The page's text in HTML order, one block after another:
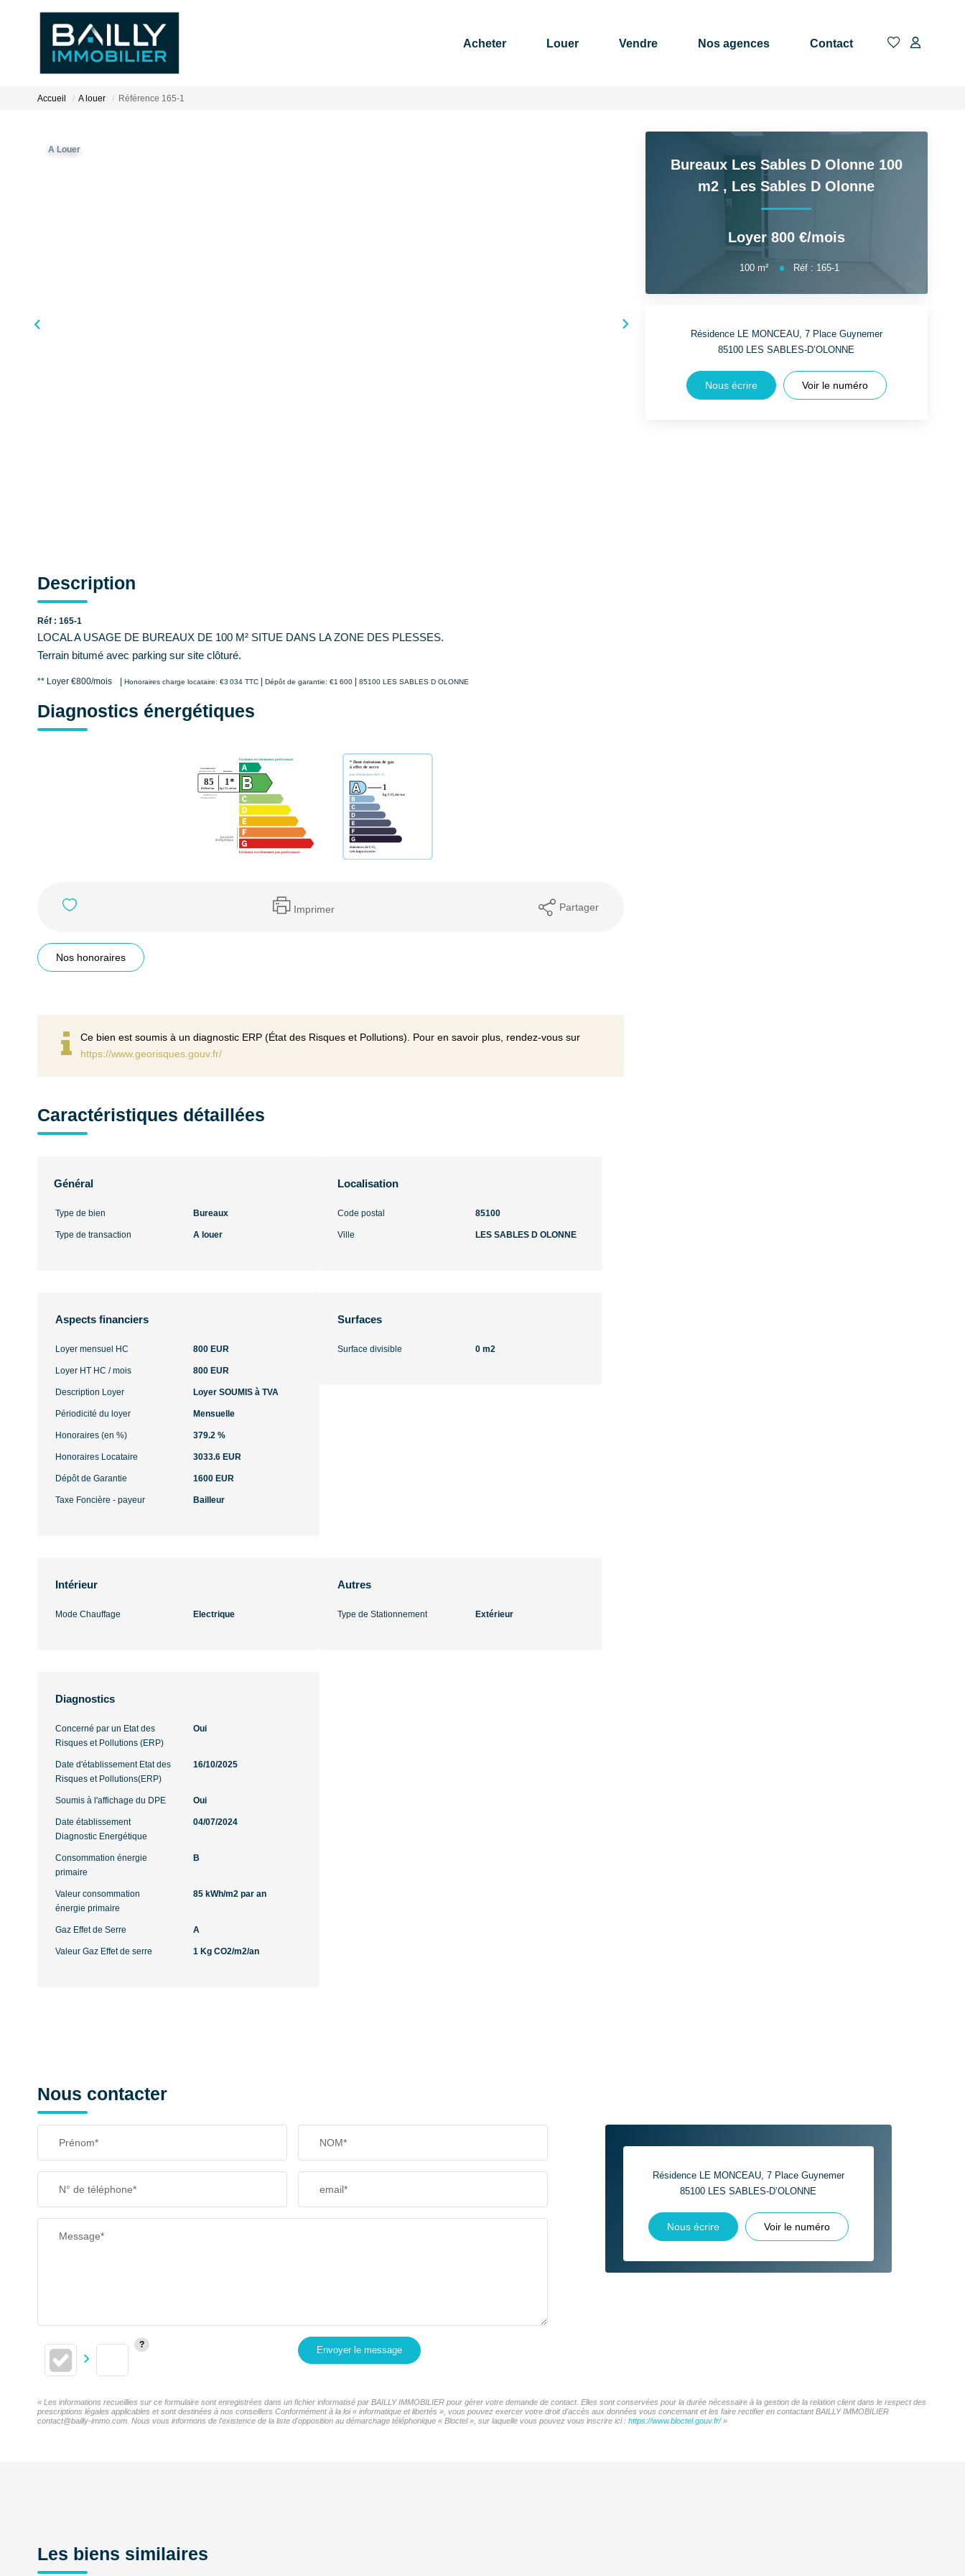
Acheter Louer Vendre Nos agences Contact
Accueil A louer Référence 165-1
A Louer
Description
Réf : 165-1
LOCAL A USAGE DE BUREAUX DE 100 M² SITUE DANS LA ZONE DES PLESSES.
Terrain bitumé avec parking sur site clôturé.
** Loyer €800/mois Honoraires charge locataire: €3 034 TTC Dépôt de garantie: €1 600 85100 LES SABLES D OLONNE
Diagnostics énergétiques
Imprimer Partager
Nos honoraires
Ce bien est soumis à un diagnostic ERP (État des Risques et Pollutions). Pour en savoir plus, rendez-vous sur
https://www.georisques.gouv.fr/
Caractéristiques détaillées
Général
Type de bien Bureaux
Type de transaction A louer
Localisation
Code postal 85100
Ville LES SABLES D OLONNE
Aspects financiers
Loyer mensuel HC 800 EUR
Loyer HT HC / mois 800 EUR
Description Loyer Loyer SOUMIS à TVA
Périodicité du loyer Mensuelle
Honoraires (en %) 379.2 %
Honoraires Locataire 3033.6 EUR
Dépôt de Garantie 1600 EUR
Taxe Foncière - payeur Bailleur
Surfaces
Surface divisible 0 m2
Intérieur
Mode Chauffage Electrique
Autres
Type de Stationnement Extérieur
Diagnostics
Concerné par un Etat des
Risques et Pollutions (ERP)
Oui
Date d'établissement Etat des
Risques et Pollutions(ERP)
16/10/2025
Soumis à l'affichage du DPE Oui
Date établissement
Diagnostic Energétique
04/07/2024
Consommation énergie
primaire
B
Valeur consommation
énergie primaire
85 kWh/m2 par an
Gaz Effet de Serre A
Valeur Gaz Effet de serre 1 Kg CO2/m2/an
Bureaux Les Sables D Olonne 100
m2 , Les Sables D Olonne
Loyer 800 €/mois
100 m² Réf : 165-1
Résidence LE MONCEAU, 7 Place Guynemer
85100 LES SABLES-D’OLONNE
Nous écrire Voir le numéro
Nous contacter
Prénom* NOM*
N° de téléphone* email*
Message*
Envoyer le message
Résidence LE MONCEAU, 7 Place Guynemer
85100 LES SABLES-D’OLONNE
Nous écrire Voir le numéro
« Les informations recueillies sur ce formulaire sont enregistrées dans un fichier informatisé par BAILLY IMMOBILIER pour gérer votre demande de contact. Elles sont conservées pour la durée nécessaire à la gestion de la relation client dans le respect des
prescriptions légales applicables et sont destinées à nos conseillers Conformément à la loi « informatique et libertés », vous pouvez exercer votre droit d'accès aux données vous concernant et les faire rectifier en contactant BAILLY IMMOBILIER
contact@bailly-immo.com. Nous vous informons de l'existence de la liste d'opposition au démarchage téléphonique « Bloctel », sur laquelle vous pouvez vous inscrire ici : https://www.bloctel.gouv.fr/»
Les biens similaires